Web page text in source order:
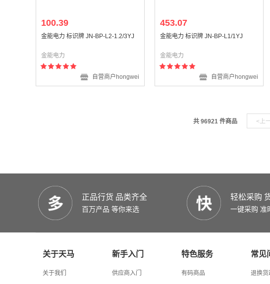
100.39
金能电力 标识牌 JN-BP-L2-1.2/3YJ
金能电力
自营商户hongwei
453.07
金能电力 标识牌 JN-BP-L1/1YJ
金能电力
自营商户hongwei
共 96921 件商品 <上
正品行货 品类齐全
百万产品 等你来选
轻松采购
一键采购 准
关于天马
关于我们
新手入门
供应商入门
特色服务
有码商品
常见
退换货